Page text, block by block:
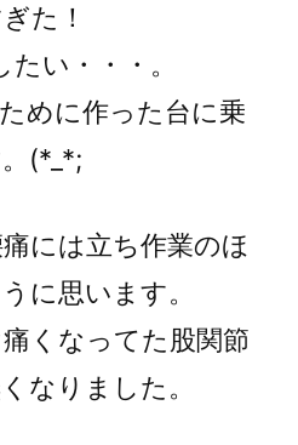
た！
い・・・。
めに作った台に乗
(*_*;
には立ち作業のほ
に思います。
くなってた股関節
なりました。